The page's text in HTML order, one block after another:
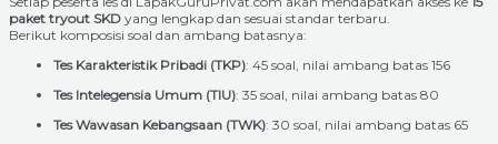
paket tryout SKD yang lengkap dan sesuai standar terbaru.
Berikut komposisi soal dan ambang batasnya:
Tes Karakteristik Pribadi (TKP): 45 soal, nilai ambang batas 156
Tes Intelegensia Umum (TIU): 35 soal, nilai ambang batas 80
Tes Wawasan Kebangsaan (TWK): 30 soal, nilai ambang batas 65